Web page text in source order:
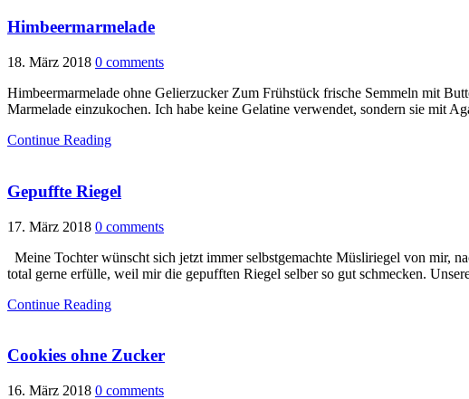
Himbeermarmelade
18. März 2018 0 comments
Himbeermarmelade ohne Gelierzucker Zum Frühstück frische Semmeln mit
Marmelade einzukochen. Ich habe keine Gelatine verwendet, sondern sie mit
Continue Reading
Gepuffte Riegel
17. März 2018 0 comments
Meine Tochter wünscht sich jetzt immer selbstgemachte Müsliriegel von mir,
total gerne erfülle, weil mir die gepufften Riegel selber so gut schmecken.
Continue Reading
Cookies ohne Zucker
16. März 2018 0 comments